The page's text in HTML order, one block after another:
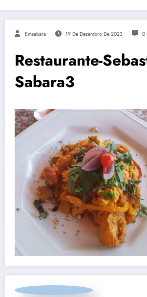
Emsabara 19 De Dezembro De 2023 0
Restaurante-
Sabara3